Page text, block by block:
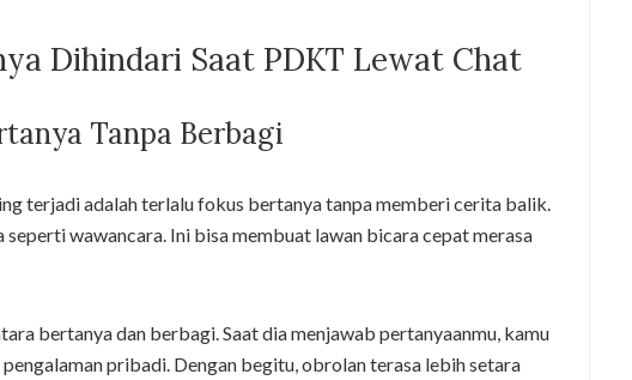
Dihindari Saat PDKT Lewat Chat
Tanpa Berbagi
terjadi adalah terlalu fokus bertanya tanpa memberi cerita balik.
wawancara. Ini bisa membuat lawan bicara cepat merasa
bertanya dan berbagi. Saat dia menjawab pertanyaanmu, kamu
pribadi. Dengan begitu, obrolan terasa lebih setara